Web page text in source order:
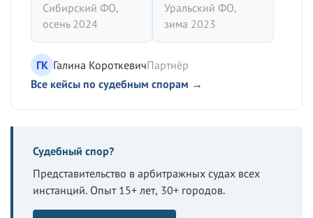
Сибирский ФО,
осень 2024
Уральский ФО,
зима 2023
ГК Галина КороткевичПартнёр
Все кейсы по судебным спорам →
Судебный спор?
Представительство в арбитражных судах всех
инстанций. Опыт 15+ лет, 30+ городов.